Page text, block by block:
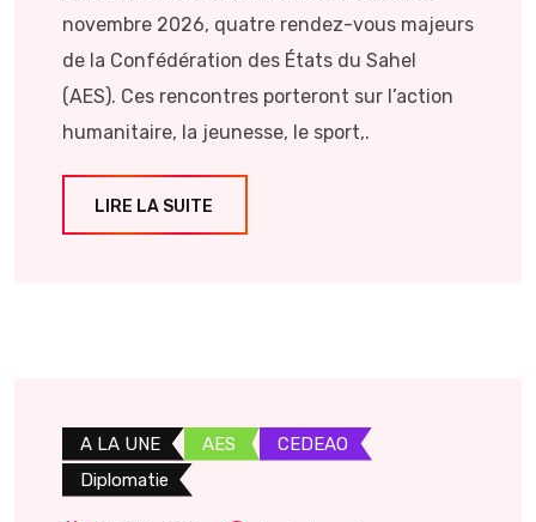
novembre 2026, quatre rendez-vous majeurs
de la Confédération des États du Sahel
(AES). Ces rencontres porteront sur l’action
humanitaire, la jeunesse, le sport,.
LIRE LA SUITE
A LA UNE AES
CEDEAO
Diplomatie